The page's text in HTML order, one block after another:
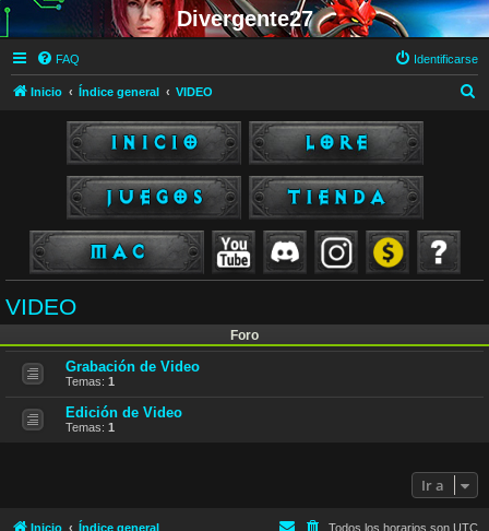
Divergente27
FAQ Identificarse
Inicio Índice general VIDEO
VIDEO
Foro
Grabación de Video
Temas: 1
Edición de Video
Temas: 1
Ir a
Inicio Índice general Todos los horarios son UTC